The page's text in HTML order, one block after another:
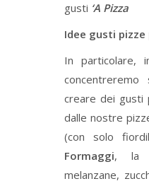
gusti ‘A Pizza
Idee gusti
In particolare,
creare dei gusti
dalle nostre
(con solo
Formaggi, la
melanzane,